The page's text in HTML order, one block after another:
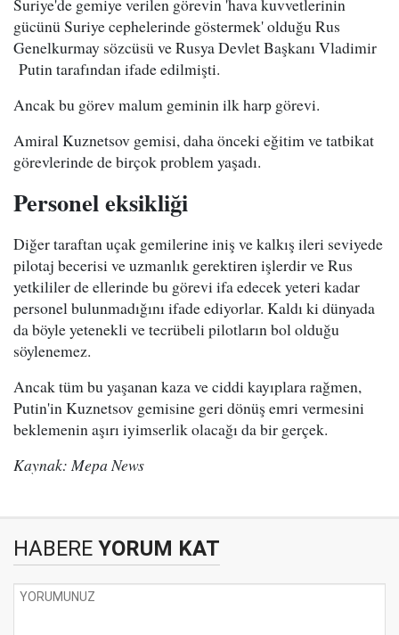
Suriye'de gemiye verilen görevin 'hava kuvvetlerinin
gücünü Suriye cephelerinde göstermek' olduğu Rus
Genelkurmay sözcüsü ve Rusya Devlet Başkanı Vladimir
Putin tarafından ifade edilmişti.
Ancak bu görev malum geminin ilk harp görevi.
Amiral Kuznetsov gemisi, daha önceki eğitim ve tatbikat
görevlerinde de birçok problem yaşadı.
Personel eksikliği
Diğer taraftan uçak gemilerine iniş ve kalkış ileri seviyede
pilotaj becerisi ve uzmanlık gerektiren işlerdir ve Rus
yetkililer de ellerinde bu görevi ifa edecek yeteri kadar
personel bulunmadığını ifade ediyorlar. Kaldı ki dünyada
da böyle yetenekli ve tecrübeli pilotların bol olduğu
söylenemez.
Ancak tüm bu yaşanan kaza ve ciddi kayıplara rağmen,
Putin'in Kuznetsov gemisine geri dönüş emri vermesini
beklemenin aşırı iyimserlik olacağı da bir gerçek.
Kaynak: Mepa News
HABERE YORUM KAT